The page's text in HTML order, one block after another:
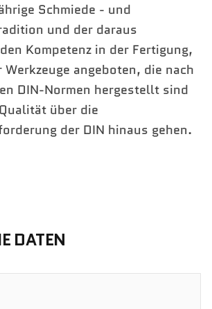
Schmiede - und
und der daraus
Kompetenz in der Fertigung,
angeboten, die nach
DIN-Normen hergestellt sind
über die
der DIN hinaus gehen.
DATEN